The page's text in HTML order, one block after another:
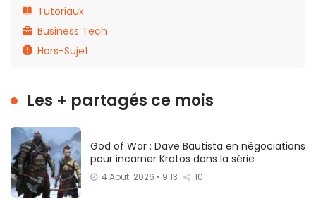
Tutoriaux
Business Tech
Hors-Sujet
Les + partagés ce mois
God of War : Dave Bautista en négociations
pour incarner Kratos dans la série
4 Août. 2026 • 9:13 10